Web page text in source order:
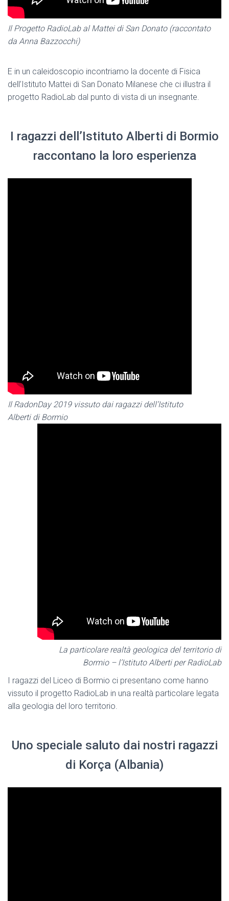
Il Progetto RadioLab al Mattei di San Donato (raccontato
da Anna Bazzocchi)
E in un caleidoscopio incontriamo la docente di Fisica
dell’Istituto Mattei di San Donato Milanese che ci illustra il
progetto RadioLab dal punto di vista di un insegnante.
I ragazzi dell’Istituto Alberti di Bormio
raccontano la loro esperienza
Il RadonDay 2019 vissuto dai ragazzi dell’Istituto
Alberti di Bormio
La particolare realtà geologica del territorio di
Bormio – l’Istituto Alberti per RadioLab
I ragazzi del Liceo di Bormio ci presentano come hanno
vissuto il progetto RadioLab in una realtà particolare legata
alla geologia del loro territorio.
Uno speciale saluto dai nostri ragazzi
di Korça (Albania)